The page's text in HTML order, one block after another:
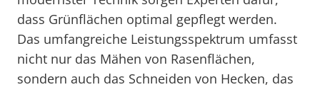
dass Grünflächen optimal gepflegt werden.
Das umfangreiche Leistungsspektrum umfasst
nicht nur das Mähen von Rasenflächen,
sondern auch das Schneiden von Hecken, das